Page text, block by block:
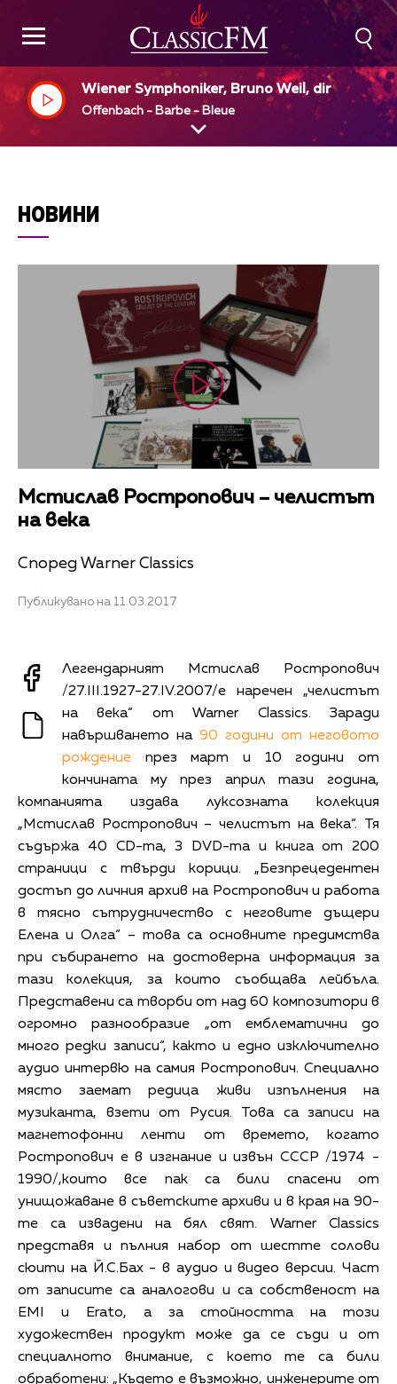
Wiener Symphoniker, Bruno Weil, dir
Offenbach - Barbe - Bleue
НОВИНИ
Мстислав Ростропович – челистът
на века
Според Warner Classics
Публикувано на 11.03.2017
Легендарният Мстислав Ростропович
/27.III.1927-27.IV.2007/е наречен „челистът
на века“ от Warner Classics. Заради
навършването на 90 години от неговото
рождение през март и 10 години от
кончината му през април тази година,
компанията издава луксозната колекция
„Мстислав Ростропович – челистът на века“. Тя
съдържа 40 CD-та, 3 DVD-та и книга от 200
страници с твърди корици. „Безпрецедентен
достъп до личния архив на Ростропович и работа
в тясно сътрудничество с неговите дъщери
Елена и Олга“ – това са основните предимства
при събирането на достоверна информация за
тази колекция, за които съобщава лейбъла.
Представени са творби от над 60 композитори в
огромно разнообразие „от емблематични до
много редки записи“, както и едно изключително
аудио интервю на самия Ростропович. Специално
място заемат редица живи изпълнения на
музиканта, взети от Русия. Това са записи на
магнетофонни ленти от времето, когато
Ростропович е в изгнание и извън СССР /1974 -
1990/,които все пак са били спасени от
унищожаване в съветските архиви и в края на 90-
те са извадени на бял свят. Warner Classics
представя и пълния набор от шестте солови
сюити на Й.С.Бах - в аудио и видео версии. Част
от записите са аналогови и са собственост на
EMI и Erato, а за стойността на този
художествен продукт може да се съди и от
специалното внимание, с което те са били
обработени: „Където е възможно, инженерите от